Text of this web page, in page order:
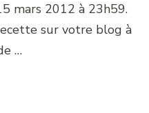
mars 2012 à 23h59.
sur votre blog à
…